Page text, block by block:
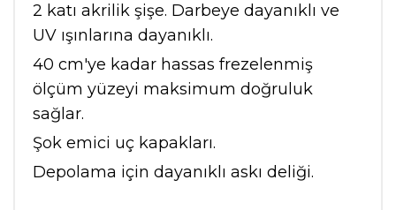
2 katı akrilik şişe. Darbeye dayanıklı ve
UV ışınlarına dayanıklı.
40 cm'ye kadar hassas frezelenmiş
ölçüm yüzeyi maksimum doğruluk
sağlar.
Şok emici uç kapakları.
Depolama için dayanıklı askı deliği.